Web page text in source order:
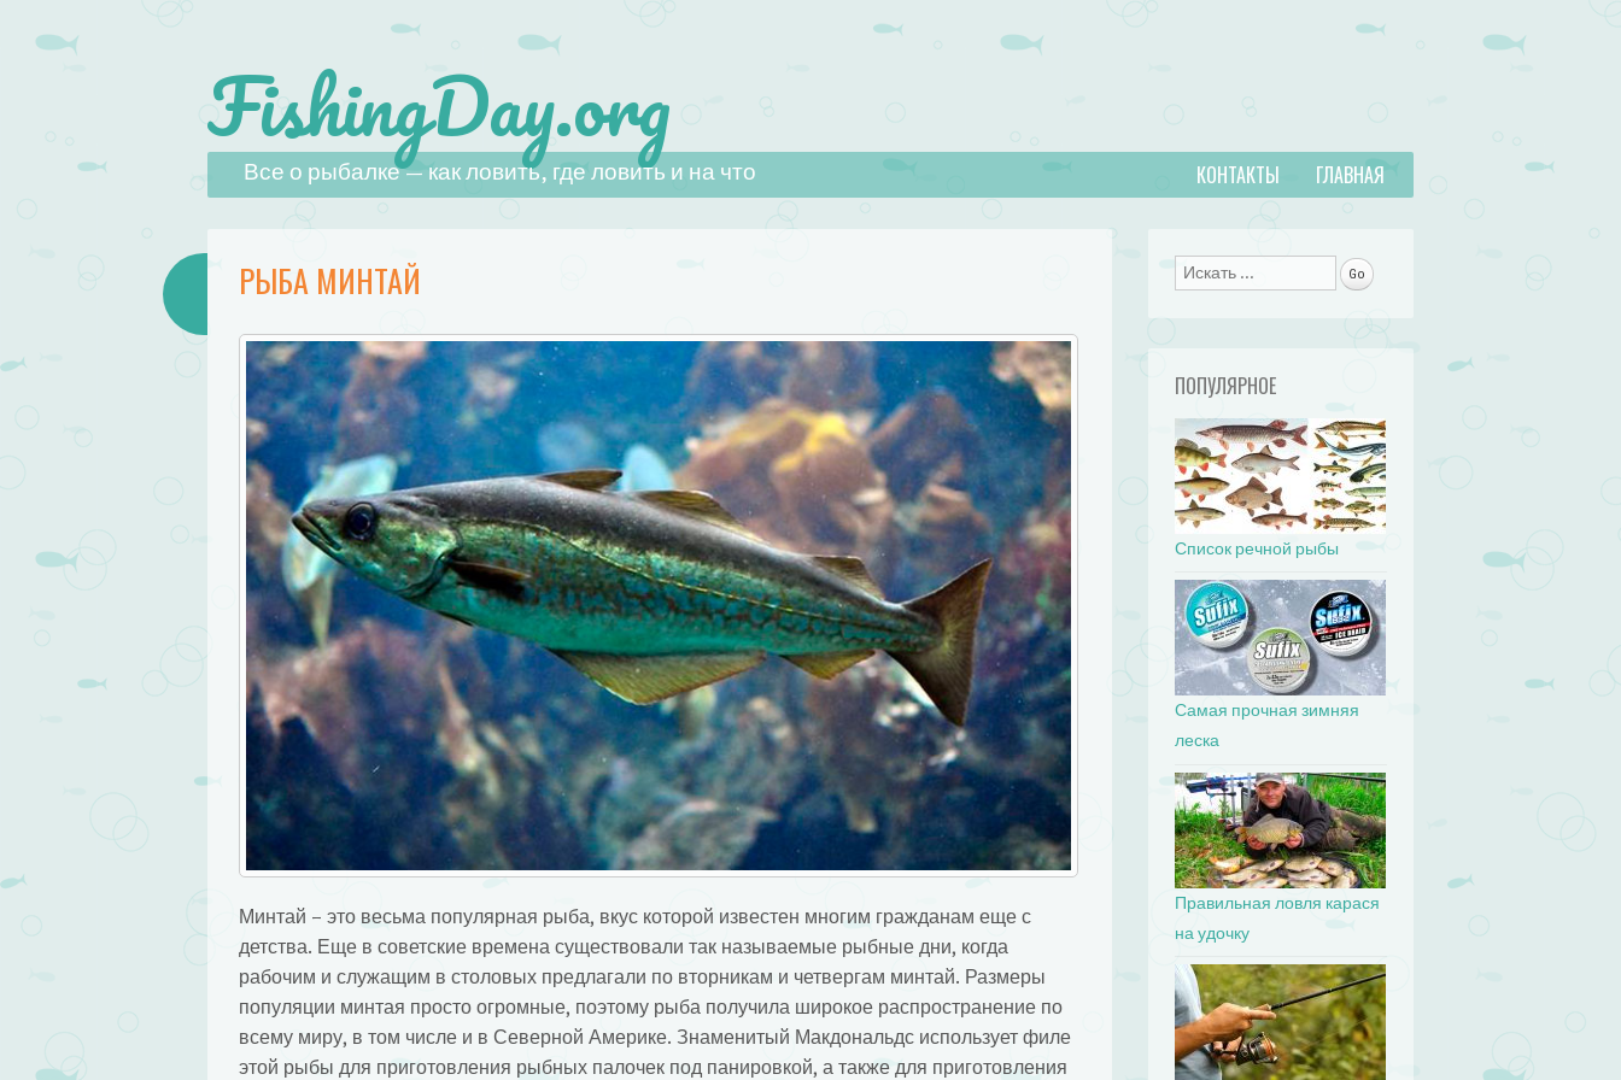
FishingDay.org
Все о рыбалке — как ловить, где ловить и на что
Наверх ГЛАВНАЯ
КОНТАКТЫ
РЫБА МИНТАЙ
Минтай – это весьма популярная рыба, вкус которой известен многим гражданам еще с
детства. Еще в советские времена существовали так называемые рыбные дни, когда
рабочим и служащим в столовых предлагали по вторникам и четвергам минтай. Размеры
популяции минтая просто огромные, поэтому рыба получила широкое распространение по
всему миру, в том числе и в Северной Америке. Знаменитый Макдональдс использует филе
этой рыбы для приготовления рыбных палочек под панировкой, а также для приготовления
Поиск
ПОПУЛЯРНОЕ
Список речной рыбы
Самая прочная зимняя
леска
Правильная ловля карася
на удочку